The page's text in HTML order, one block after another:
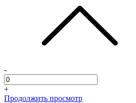
-
+
Продолжить просмотр